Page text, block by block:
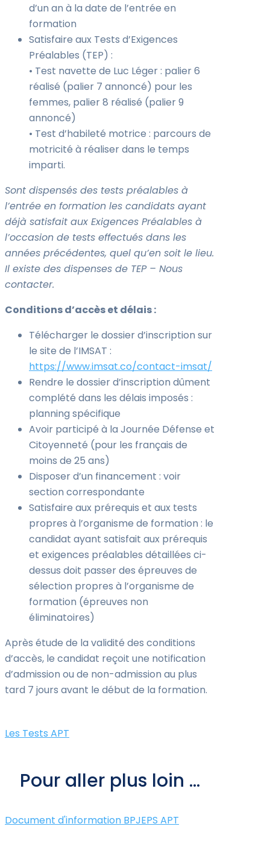
d’un an à la date de l’entrée en
formation
Satisfaire aux Tests d’Exigences
Préalables (TEP) :
• Test navette de Luc Léger : palier 6
réalisé (palier 7 annoncé) pour les
femmes, palier 8 réalisé (palier 9
annoncé)
• Test d’habileté motrice : parcours de
motricité à réaliser dans le temps
imparti.
Sont dispensés des tests préalables à
l’entrée en formation les candidats ayant
déjà satisfait aux Exigences Préalables à
l’occasion de tests effectués dans les
années précédentes, quel qu’en soit le lieu.
Il existe des dispenses de TEP – Nous
contacter.
Conditions d’accès et délais :
Télécharger le dossier d’inscription sur
le site de l’IMSAT :
https://www.imsat.co/contact-imsat/
Rendre le dossier d’inscription dûment
complété dans les délais imposés :
planning spécifique
Avoir participé à la Journée Défense et
Citoyenneté (pour les français de
moins de 25 ans)
Disposer d’un financement : voir
section correspondante
Satisfaire aux prérequis et aux tests
propres à l’organisme de formation : le
candidat ayant satisfait aux prérequis
et exigences préalables détaillées ci-
dessus doit passer des épreuves de
sélection propres à l’organisme de
formation (épreuves non
éliminatoires)
Après étude de la validité des conditions
d’accès, le candidat reçoit une notification
d’admission ou de non-admission au plus
tard 7 jours avant le début de la formation.
Les Tests APT
Pour aller plus loin ...
Document d'information BPJEPS APT